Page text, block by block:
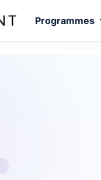
Programmes